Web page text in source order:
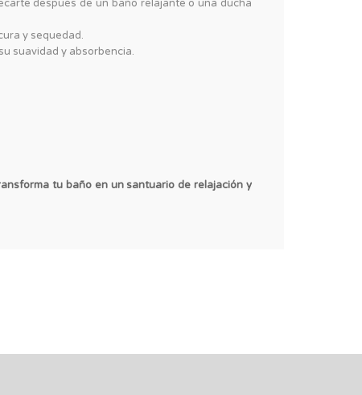
después de un baño relajante o una ducha
y sequedad.
suavidad y absorbencia.
tu baño en un santuario de relajación y